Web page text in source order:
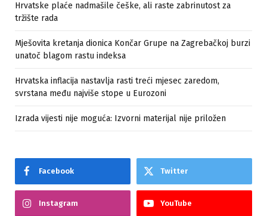
Hrvatske plaće nadmašile češke, ali raste zabrinutost za
tržište rada
Mješovita kretanja dionica Končar Grupe na Zagrebačkoj burzi
unatoč blagom rastu indeksa
Hrvatska inflacija nastavlja rasti treći mjesec zaredom,
svrstana među najviše stope u Eurozoni
Izrada vijesti nije moguća: Izvorni materijal nije priložen
Facebook Twitter
Instagram YouTube